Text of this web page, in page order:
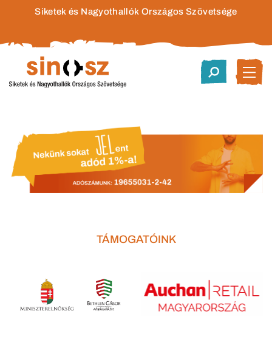
Siketek és Nagyothallók Országos Szövetsége
TÁMOGATÓINK